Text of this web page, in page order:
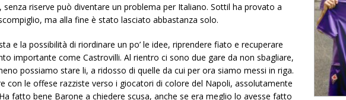
senza riserve può diventare un problema per Italiano. Sottil ha provato a
ma alla fine è stato lasciato abbastanza solo.
e la possibilità di riordinare un po’ le idee, riprendere fiato e recuperare
importante come Castrovilli. Al rientro ci sono due gare da non sbagliare,
possiamo stare li, a ridosso di quelle da cui per ora siamo messi in riga.
con le offese razziste verso i giocatori di colore del Napoli, assolutamente
fatto bene Barone a chiedere scusa, anche se era meglio lo avesse fatto